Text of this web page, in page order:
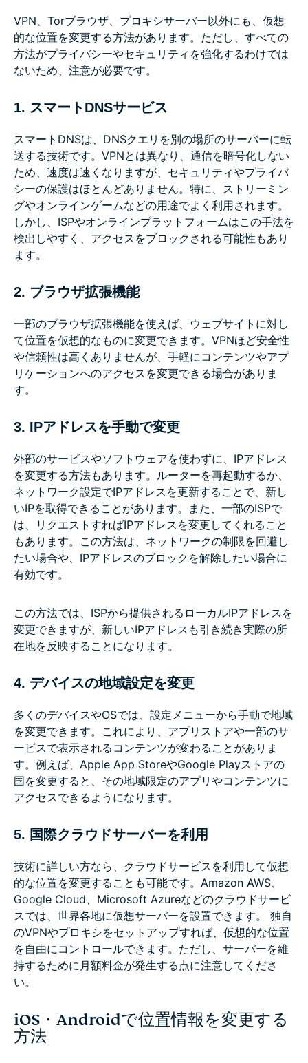
VPN、Torブラウザ、プロキシサーバー以外にも、仮想
的な位置を変更する方法があります。ただし、すべての
方法がプライバシーやセキュリティを強化するわけでは
ないため、注意が必要です。
1. スマートDNSサービス
スマートDNSは、DNSクエリを別の場所のサーバーに転
送する技術です。VPNとは異なり、通信を暗号化しない
ため、速度は速くなりますが、セキュリティやプライバ
シーの保護はほとんどありません。特に、ストリーミン
グやオンラインゲームなどの用途でよく利用されます。
しかし、ISPやオンラインプラットフォームはこの手法を
検出しやすく、アクセスをブロックされる可能性もあり
ます。
2. ブラウザ拡張機能
一部のブラウザ拡張機能を使えば、ウェブサイトに対し
て位置を仮想的なものに変更できます。VPNほど安全性
や信頼性は高くありませんが、手軽にコンテンツやアプ
リケーションへのアクセスを変更できる場合がありま
す。
3. IPアドレスを手動で変更
外部のサービスやソフトウェアを使わずに、IPアドレス
を変更する方法もあります。ルーターを再起動するか、
ネットワーク設定でIPアドレスを更新することで、新し
いIPを取得できることがあります。また、一部のISPで
は、リクエストすればIPアドレスを変更してくれること
もあります。この方法は、ネットワークの制限を回避し
たい場合や、IPアドレスのブロックを解除したい場合に
有効です。
この方法では、ISPから提供されるローカルIPアドレスを
変更できますが、新しいIPアドレスも引き続き実際の所
在地を反映することになります。
4. デバイスの地域設定を変更
多くのデバイスやOSでは、設定メニューから手動で地域
を変更できます。これにより、アプリストアや一部のサ
ービスで表示されるコンテンツが変わることがありま
す。例えば、Apple App StoreやGoogle Playストアの
国を変更すると、その地域限定のアプリやコンテンツに
アクセスできるようになります。
5. 国際クラウドサーバーを利用
技術に詳しい方なら、クラウドサービスを利用して仮想
的な位置を変更することも可能です。Amazon AWS、
Google Cloud、Microsoft Azureなどのクラウドサービ
スでは、世界各地に仮想サーバーを設置できます。 独自
のVPNやプロキシをセットアップすれば、仮想的な位置
を自由にコントロールできます。ただし、サーバーを維
持するために月額料金が発生する点に注意してくださ
い。
iOS・Androidで位置情報を変更する
方法